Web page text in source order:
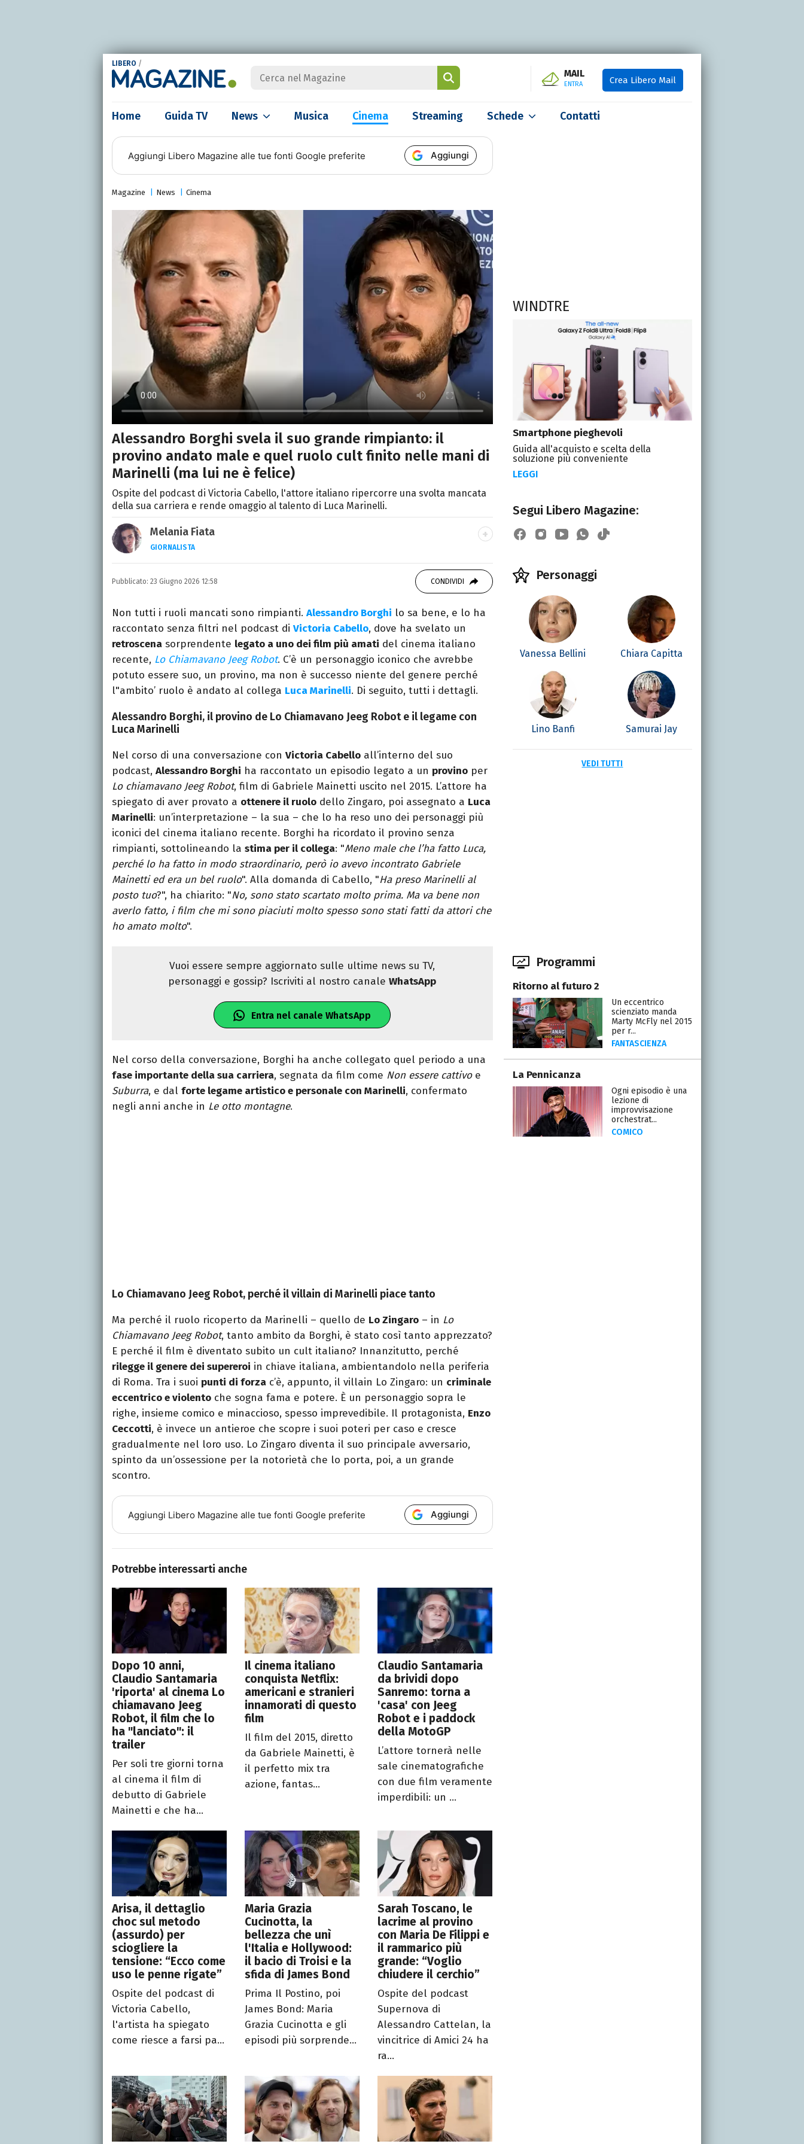
LIBERO /
MAIL
ENTRA Crea Libero Mail
Home Guida TV News Musica Cinema Streaming Schede Contatti
Aggiungi Libero Magazine alle tue fonti Google preferite Aggiungi
Magazine News Cinema
Alessandro Borghi svela il suo grande rimpianto: il
provino andato male e quel ruolo cult finito nelle mani di
Marinelli (ma lui ne è felice)
Ospite del podcast di Victoria Cabello, l'attore italiano ripercorre una svolta mancata
della sua carriera e rende omaggio al talento di Luca Marinelli.
Melania Fiata
GIORNALISTA
Laureata in Lettere, divoratrice di libri e serie. Scrivo di spettacoli, film
e TV.
Pubblicato: 23 Giugno 2026 12:58 CONDIVIDI
Non tutti i ruoli mancati sono rimpianti. Alessandro Borghi lo sa bene, e lo ha
raccontato senza filtri nel podcast di Victoria Cabello, dove ha svelato un
retroscena sorprendente legato a uno dei film più amati del cinema italiano
recente, Lo Chiamavano Jeeg Robot. C’è un personaggio iconico che avrebbe
potuto essere suo, un provino, ma non è successo niente del genere perché
l"ambito’ ruolo è andato al collega Luca Marinelli. Di seguito, tutti i dettagli.
Alessandro Borghi, il provino de Lo Chiamavano Jeeg Robot e il legame con
Luca Marinelli
Nel corso di una conversazione con Victoria Cabello all’interno del suo
podcast, Alessandro Borghi ha raccontato un episodio legato a un provino per
Lo chiamavano Jeeg Robot, film di Gabriele Mainetti uscito nel 2015. L’attore ha
spiegato di aver provato a ottenere il ruolo dello Zingaro, poi assegnato a Luca
Marinelli: un’interpretazione – la sua – che lo ha reso uno dei personaggi più
iconici del cinema italiano recente. Borghi ha ricordato il provino senza
rimpianti, sottolineando la stima per il collega: "Meno male che l’ha fatto Luca,
perché lo ha fatto in modo straordinario, però io avevo incontrato Gabriele
Mainetti ed era un bel ruolo". Alla domanda di Cabello, "Ha preso Marinelli al
posto tuo?", ha chiarito: "No, sono stato scartato molto prima. Ma va bene non
averlo fatto, i film che mi sono piaciuti molto spesso sono stati fatti da attori che
ho amato molto".
Vuoi essere sempre aggiornato sulle ultime news su TV,
personaggi e gossip? Iscriviti al nostro canaleWhatsApp
Entra nel canale WhatsApp
Nel corso della conversazione, Borghi ha anche collegato quel periodo a una
fase importante della sua carriera, segnata da film come Non essere cattivoe
Suburra, e dal forte legame artistico e personale con Marinelli, confermato
negli anni anche in Le otto montagne.
Lo Chiamavano Jeeg Robot, perché il villain di Marinelli piace tanto
Ma perché il ruolo ricoperto da Marinelli – quello de Lo Zingaro – in Lo
Chiamavano Jeeg Robot, tanto ambito da Borghi, è stato così tanto apprezzato?
E perché il film è diventato subito un cult italiano? Innanzitutto, perché
rilegge il genere dei supereroi in chiave italiana, ambientandolo nella periferia
di Roma. Tra i suoi punti di forza c’è, appunto, il villain Lo Zingaro: un criminale
eccentrico e violento che sogna fama e potere. È un personaggio sopra le
righe, insieme comico e minaccioso, spesso imprevedibile. Il protagonista, Enzo
Ceccotti, è invece un antieroe che scopre i suoi poteri per caso e cresce
gradualmente nel loro uso. Lo Zingaro diventa il suo principale avversario,
spinto da un’ossessione per la notorietà che lo porta, poi, a un grande
scontro.
Aggiungi Libero Magazine alle tue fonti Google preferite Aggiungi
Potrebbe interessarti anche
Dopo 10 anni,
Claudio Santamaria
'riporta' al cinema Lo
chiamavano Jeeg
Robot, il film che lo
ha "lanciato": il
trailer
Per soli tre giorni torna
al cinema il film di
debutto di Gabriele
Mainetti e che ha...
Il cinema italiano
conquista Netflix:
americani e stranieri
innamorati di questo
film
Il film del 2015, diretto
da Gabriele Mainetti, è
il perfetto mix tra
azione, fantas...
Claudio Santamaria
da brividi dopo
Sanremo: torna a
'casa' con Jeeg
Robot e i paddock
della MotoGP
L’attore tornerà nelle
sale cinematografiche
con due film veramente
imperdibili: un ...
Arisa, il dettaglio
choc sul metodo
(assurdo) per
sciogliere la
tensione: “Ecco come
uso le penne rigate”
Ospite del podcast di
Victoria Cabello,
l'artista ha spiegato
come riesce a farsi pa...
Maria Grazia
Cucinotta, la
bellezza che unì
l'Italia e Hollywood:
il bacio di Troisi e la
sfida di James Bond
Prima Il Postino, poi
James Bond: Maria
Grazia Cucinotta e gli
episodi più sorprende...
Sarah Toscano, le
lacrime al provino
con Maria De Filippi e
il rammarico più
grande: “Voglio
chiudere il cerchio”
Ospite del podcast
Supernova di
Alessandro Cattelan, la
vincitrice di Amici 24 ha
ra...
WINDTRE
Smartphone pieghevoli
Guida all'acquisto e scelta della
soluzione più conveniente
LEGGI
Segui Libero Magazine:
Personaggi
Vanessa Bellini Chiara Capitta
Lino Banfi Samurai Jay
VEDI TUTTI
Programmi
Ritorno al futuro 2
Un eccentrico
scienziato manda
Marty McFly nel 2015
per r...
FANTASCIENZA
La Pennicanza
Ogni episodio è una
lezione di
improvvisazione
orchestrat...
COMICO